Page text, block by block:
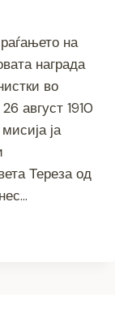
на
награда
во
август 1910
ја
Тереза од